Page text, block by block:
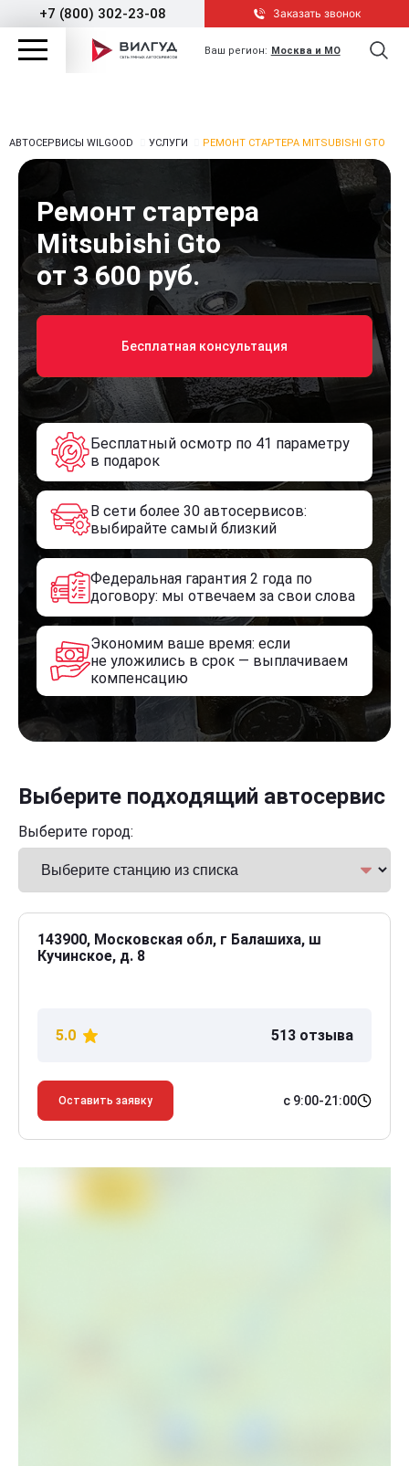
+7 (800) 302-23-08 Заказать звонок
Ваш регион: Москва и МО
АВТОСЕРВИСЫ WILGOOD УСЛУГИ РЕМОНТ СТАРТЕРА MITSUBISHI GTO
Ремонт стартера
Mitsubishi Gto
от 3 600 руб.
Бесплатная консультация
Бесплатный осмотр по 41 параметру
в подарок
В сети более 30 автосервисов:
выбирайте самый близкий
Федеральная гарантия 2 года по
договору: мы отвечаем за свои слова
Экономим ваше время: если
не уложились в срок — выплачиваем
компенсацию
Выберите подходящий автосервис
Выберите город:
143900, Московская обл, г Балашиха, ш
Кучинское, д. 8
5.0 513 отзыва
Оставить заявку с 9:00-21:00